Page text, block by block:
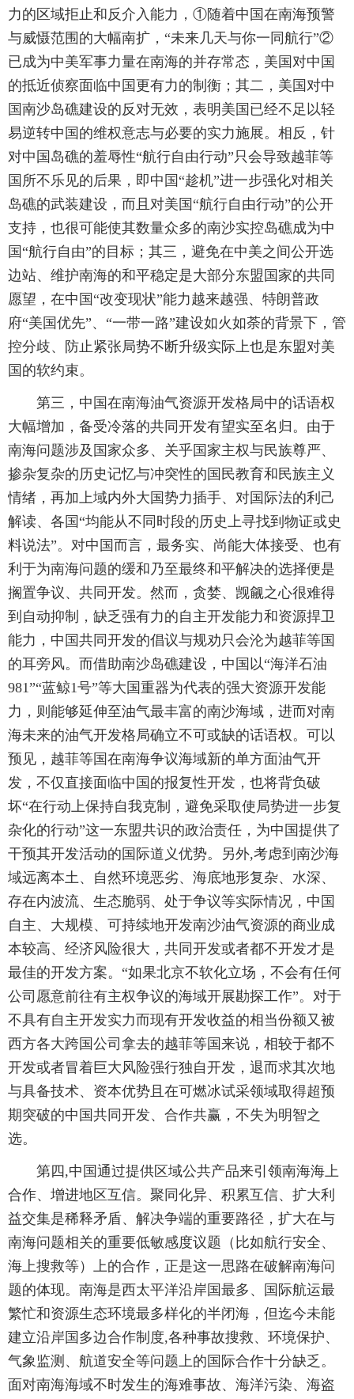
力的区域拒止和反介入能力，①随着中国在南海预警
与威慑范围的大幅南扩，“未来几天与你一同航行”②
已成为中美军事力量在南海的并存常态，美国对中国
的抵近侦察面临中国更有力的制衡；其二，美国对中
国南沙岛礁建设的反对无效，表明美国已经不足以轻
易逆转中国的维权意志与必要的实力施展。相反，针
对中国岛礁的羞辱性“航行自由行动”只会导致越菲等
国所不乐见的后果，即中国“趁机”进一步强化对相关
岛礁的武装建设，而且对美国“航行自由行动”的公开
支持，也很可能使其数量众多的南沙实控岛礁成为中
国“航行自由”的目标；其三，避免在中美之间公开选
边站、维护南海的和平稳定是大部分东盟国家的共同
愿望，在中国“改变现状”能力越来越强、特朗普政
府“美国优先”、“一带一路”建设如火如荼的背景下，管
控分歧、防止紧张局势不断升级实际上也是东盟对美
国的软约束。
第三，中国在南海油气资源开发格局中的话语权
大幅增加，备受冷落的共同开发有望实至名归。由于
南海问题涉及国家众多、关乎国家主权与民族尊严、
掺杂复杂的历史记忆与冲突性的国民教育和民族主义
情绪，再加上域内外大国势力插手、对国际法的利己
解读、各国“均能从不同时段的历史上寻找到物证或史
料说法”。对中国而言，最务实、尚能大体接受、也有
利于为南海问题的缓和乃至最终和平解决的选择便是
搁置争议、共同开发。然而，贪婪、觊觎之心很难得
到自动抑制，缺乏强有力的自主开发能力和资源捍卫
能力，中国共同开发的倡议与规劝只会沦为越菲等国
的耳旁风。而借助南沙岛礁建设，中国以“海洋石油
981”“蓝鲸1号”等大国重器为代表的强大资源开发能
力，则能够延伸至油气最丰富的南沙海域，进而对南
海未来的油气开发格局确立不可或缺的话语权。可以
预见，越菲等国在南海争议海域新的单方面油气开
发，不仅直接面临中国的报复性开发，也将背负破
坏“在行动上保持自我克制，避免采取使局势进一步复
杂化的行动”这一东盟共识的政治责任，为中国提供了
干预其开发活动的国际道义优势。另外,考虑到南沙海
域远离本土、自然环境恶劣、海底地形复杂、水深、
存在内波流、生态脆弱、处于争议等实际情况，中国
自主、大规模、可持续地开发南沙油气资源的商业成
本较高、经济风险很大，共同开发或者都不开发才是
最佳的开发方案。“如果北京不软化立场，不会有任何
公司愿意前往有主权争议的海域开展勘探工作”。对于
不具有自主开发实力而现有开发收益的相当份额又被
西方各大跨国公司拿去的越菲等国来说，相较于都不
开发或者冒着巨大风险强行独自开发，退而求其次地
与具备技术、资本优势且在可燃冰试采领域取得超预
期突破的中国共同开发、合作共赢，不失为明智之
选。
第四,中国通过提供区域公共产品来引领南海海上
合作、增进地区互信。聚同化异、积累互信、扩大利
益交集是稀释矛盾、解决争端的重要路径，扩大在与
南海问题相关的重要低敏感度议题（比如航行安全、
海上搜救等）上的合作，正是这一思路在破解南海问
题的体现。南海是西太平洋沿岸国最多、国际航运最
繁忙和资源生态环境最多样化的半闭海，但迄今未能
建立沿岸国多边合作制度,各种事故搜救、环境保护、
气象监测、航道安全等问题上的国际合作十分缺乏。
面对南海海域不时发生的海难事故、海洋污染、海盗